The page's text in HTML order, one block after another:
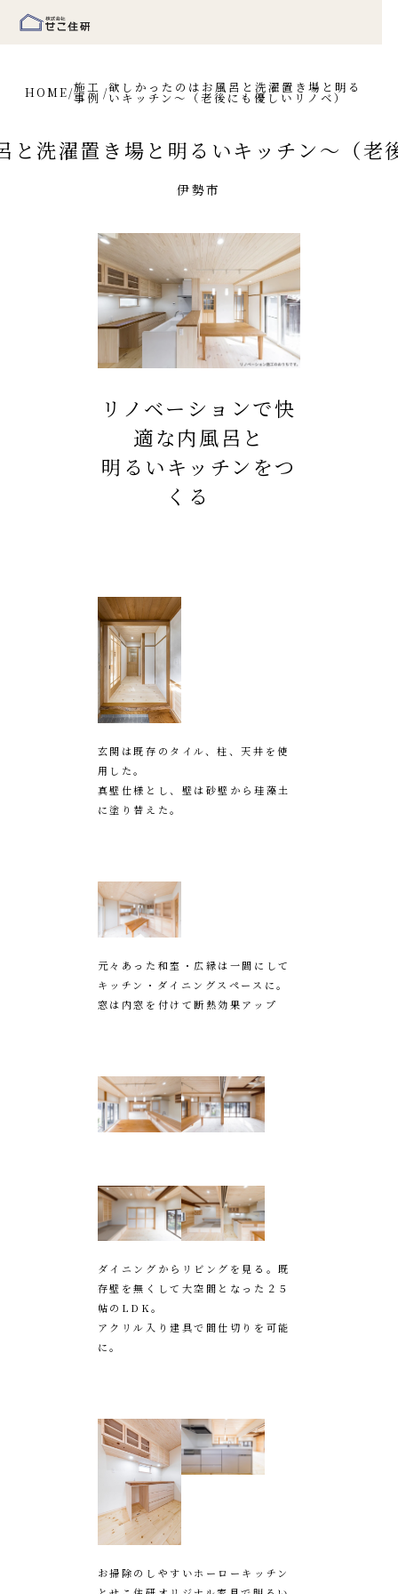
HOME/施工
事例 /欲しかったのはお風呂と洗濯置き場と明る
いキッチン～（老後にも優しいリノベ）
と洗濯置き場と明るいキッチン～（老
伊勢市
リノベーションで快
適な内風呂と
明るいキッチンをつ
くる
玄関は既存のタイル、柱、天井を使
用した。
真壁仕様とし、壁は砂壁から珪藻土
に塗り替えた。
元々あった和室・広縁は一間にして
キッチン・ダイニングスペースに。
窓は内窓を付けて断熱効果アップ
ダイニングからリビングを見る。既
存壁を無くして大空間となった２５
帖のLDK。
アクリル入り建具で間仕切りを可能
に。
お掃除のしやすいホーローキッチン